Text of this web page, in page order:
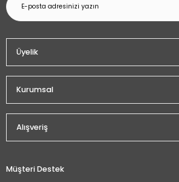
Üyelik
Kurumsal
Alışveriş
Müşteri Destek